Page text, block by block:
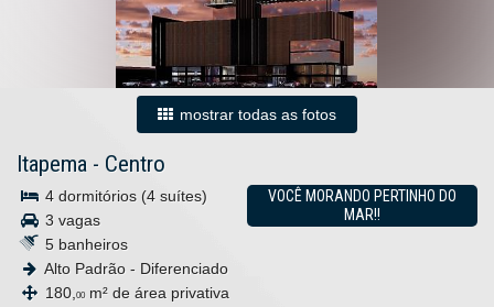
mostrar todas as fotos
Itapema - Centro
VOCÊ MORANDO PERTINHO DO
MAR!!
4 dormitórios (4 suítes)
3 vagas
5 banheiros
Alto Padrão - Diferenciado
180, 00 m² de área privativa